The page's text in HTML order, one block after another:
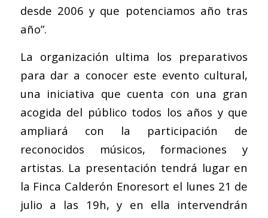
desde 2006 y que potenciamos año tras
año”.
La organización ultima los preparativos
para dar a conocer este evento cultural,
una iniciativa que cuenta con una gran
acogida del público todos los años y que
ampliará con la participación de
reconocidos músicos, formaciones y
artistas. La presentación tendrá lugar en
la Finca Calderón Enoresort el lunes 21 de
julio a las 19h, y en ella intervendrán